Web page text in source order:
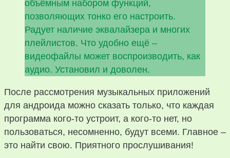
объёмным набором функций,
позволяющих тонко его настроить.
Радует наличие эквалайзера и многих
плейлистов. Что удобно ещё –
видеофайлы может воспроизводить, как
аудио. Установил и доволен.
После рассмотрения музыкальных приложений
для андроида можно сказать только, что каждая
программа кого-то устроит, а кого-то нет, но
пользоваться, несомненно, будут всеми. Главное –
это найти свою. Приятного прослушивания!